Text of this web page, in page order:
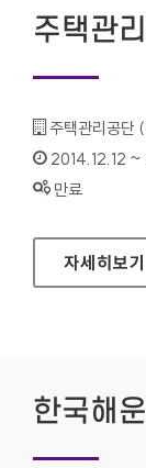
주택관
기관명 :
주택관리공단
인증기간 :
2014.12.12 ~
상태 :
만료
주택관리
자세히보기
한국해